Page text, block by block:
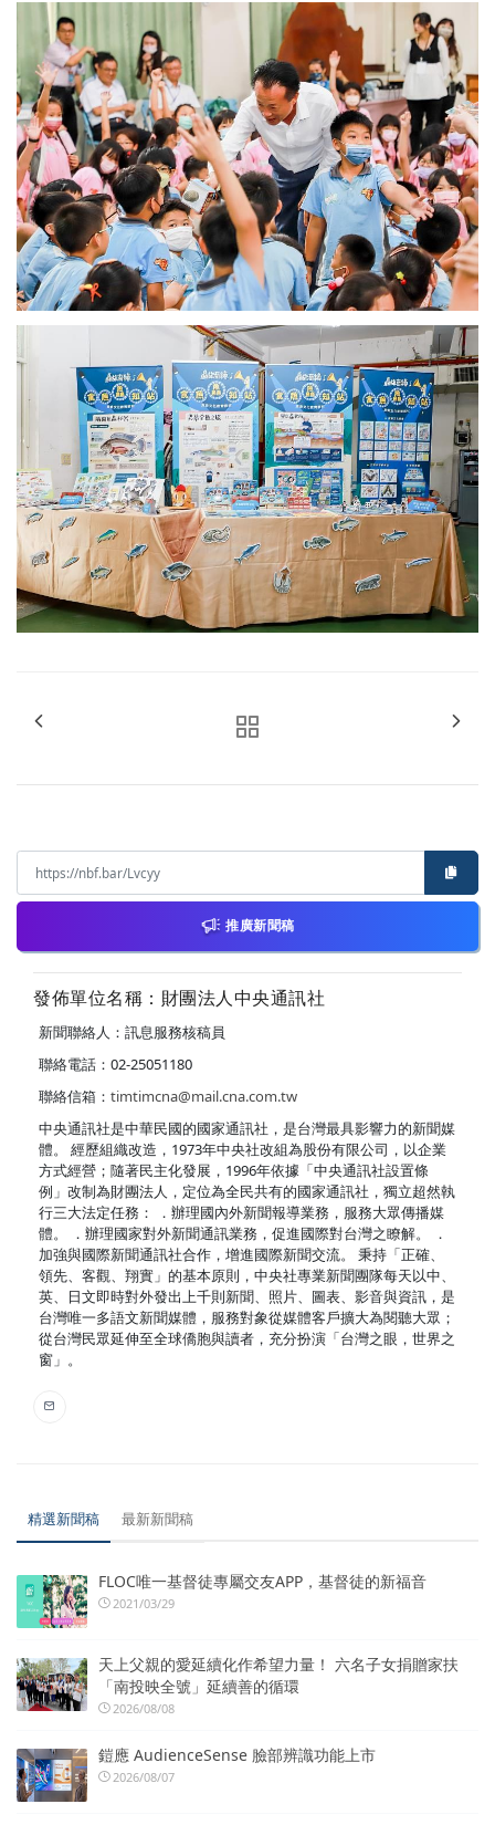
推廣新聞稿
發佈單位名稱：財團法人中央通訊社
新聞聯絡人：訊息服務核稿員
聯絡電話：02-25051180
聯絡信箱： timtimcna@mail.cna.com.tw
中央通訊社是中華民國的國家通訊社，是台灣最具影響力的新聞媒
體。 經歷組織改造，1973年中央社改組為股份有限公司，以企業
方式經營；隨著民主化發展，1996年依據「中央通訊社設置條
例」改制為財團法人，定位為全民共有的國家通訊社，獨立超然執
行三大法定任務： ．辦理國內外新聞報導業務，服務大眾傳播媒
體。 ．辦理國家對外新聞通訊業務，促進國際對台灣之瞭解。 ．
加強與國際新聞通訊社合作，增進國際新聞交流。 秉持「正確、
領先、客觀、翔實」的基本原則，中央社專業新聞團隊每天以中、
英、日文即時對外發出上千則新聞、照片、圖表、影音與資訊，是
台灣唯一多語文新聞媒體，服務對象從媒體客戶擴大為閱聽大眾；
從台灣民眾延伸至全球僑胞與讀者，充分扮演「台灣之眼，世界之
窗」。
精選新聞稿 最新新聞稿
FLOC唯一基督徒專屬交友APP，基督徒的新福音
2021/03/29
天上父親的愛延續化作希望力量！ 六名子女捐贈家扶
「南投映全號」延續善的循環
2026/08/08
鎧應 AudienceSense 臉部辨識功能上市
2026/08/07